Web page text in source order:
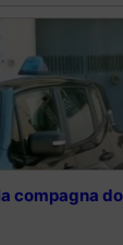
compagna